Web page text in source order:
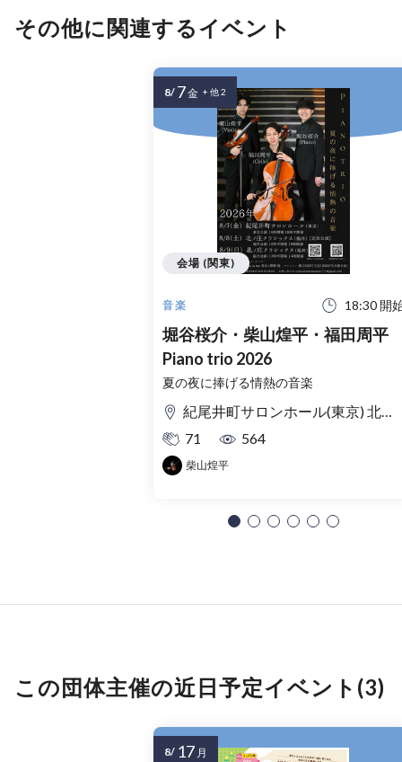
その他に関連するイベント
音楽 18:30 開
堀谷桜介・柴山煌平・福田周平
Piano trio 2026
夏の夜に捧げる情熱の音楽
紀尾井町サロンホール(東京) 北ノ庄クラシックス(福井)
71
564
柴山煌平
会場 (関東)
8/ 7金 + 他 2
この団体主催の近日予定イベント(3)
8/ 17 月